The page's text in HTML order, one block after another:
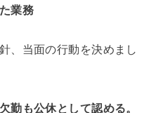
業務
、当面の行動を決めまし
も公休として認める。